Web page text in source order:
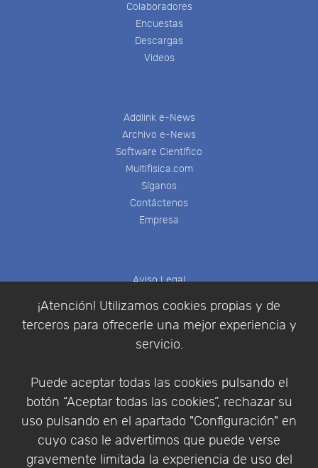
¡Atención! Utilizamos cookies propias y de
terceros para ofrecerle una mejor experiencia y
servicio.
Puede aceptar todas las cookies pulsando el
botón “Aceptar todas las cookies”, rechazar su
uso pulsando en el apartado "Configuración" en
cuyo caso le advertimos que puede verse
gravemente limitada la experiencia de uso del
Colaboradores
Encuestas
Descargas
Videos
Addlink e-News
Archivo e-News
Software Científico
Multifisica.com
Síganos
Contáctenos
Empresa
Aviso Legal
Política de Privacidad
Condiciones de compra
Identificarse
Empresa|Aviso Legal| Política de Privacidad |